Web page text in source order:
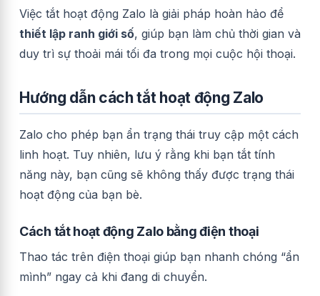
Việc tắt hoạt động Zalo là giải pháp hoàn hảo để
thiết lập ranh giới số, giúp bạn làm chủ thời gian và
duy trì sự thoải mái tối đa trong mọi cuộc hội thoại.
Hướng dẫn cách tắt hoạt động Zalo
Zalo cho phép bạn ẩn trạng thái truy cập một cách
linh hoạt. Tuy nhiên, lưu ý rằng khi bạn tắt tính
năng này, bạn cũng sẽ không thấy được trạng thái
hoạt động của bạn bè.
Cách tắt hoạt động Zalo bằng điện thoại
Thao tác trên điện thoại giúp bạn nhanh chóng “ẩn
mình” ngay cả khi đang di chuyển.